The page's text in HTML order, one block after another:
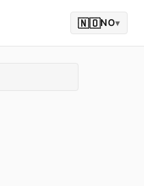
🇳🇴NO▾